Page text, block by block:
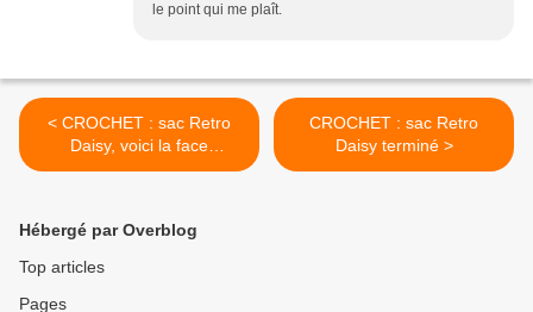
le point qui me plaît.
< CROCHET : sac Retro
Daisy, voici la face
vitaminée
CROCHET : sac Retro
Daisy terminé >
Hébergé par Overblog
Top articles
Pages